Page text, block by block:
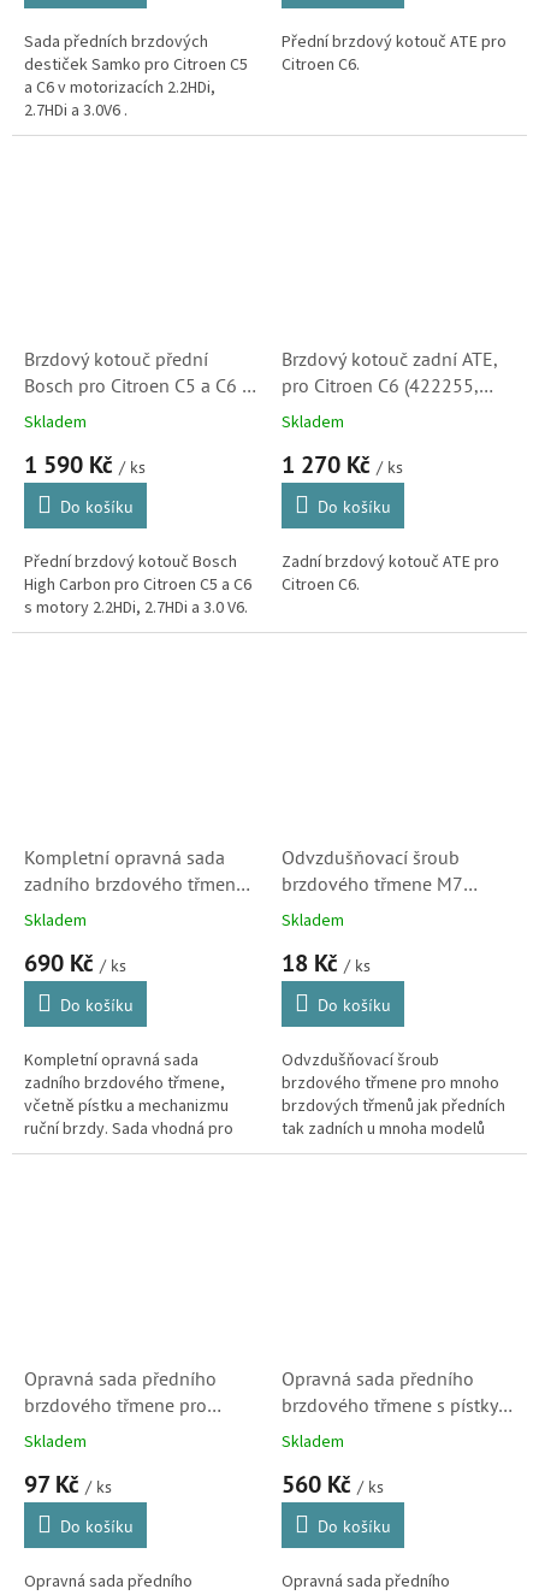
Sada předních brzdových
destiček Samko pro Citroen C5
a C6 v motorizacích 2.2HDi,
2.7HDi a 3.0V6 .
Přední brzdový kotouč ATE pro
Citroen C6.
Brzdový kotouč přední
Bosch pro Citroen C5 a C6 s
motory 2.2HDi, 2.7HDi a 3.0
0986479529)
Skladem
1 590 Kč / ks
Do košíku
Přední brzdový kotouč Bosch
High Carbon pro Citroen C5 a C6
s motory 2.2HDi, 2.7HDi a 3.0 V6.
Brzdový kotouč zadní ATE,
pro Citroen C6 (422255,
424911, 9687990780)
Skladem
1 270 Kč / ks
Do košíku
Zadní brzdový kotouč ATE pro
Citroen C6.
Kompletní opravná sada
zadního brzdového třmene
s pístkem, pro Citroen
C5(D4846K)X7), C6, C8, DS3
a Xsara Picasso (D4846K)
Skladem
690 Kč / ks
Do košíku
Kompletní opravná sada
zadního brzdového třmene,
včetně pístku a mechanizmu
ruční brzdy. Sada vhodná pro
úplnou opravu třmene. Brzdový
Odvzdušňovací šroub
brzdového třmene M7
Skladem
18 Kč / ks
Do košíku
Odvzdušňovací šroub
brzdového třmene pro mnoho
brzdových třmenů jak předních
tak zadních u mnoha modelů
Citroën a Peugeot.
Opravná sada předního
brzdového třmene pro
Citroen C5, C6, 2.2HDi,
D4721)
Skladem
97 Kč / ks
Do košíku
Opravná sada předního
Opravná sada předního
brzdového třmene s pístky,
pro Citroen C5, C6, 2.2HDi,
240902)
Skladem
560 Kč / ks
Do košíku
Opravná sada předního